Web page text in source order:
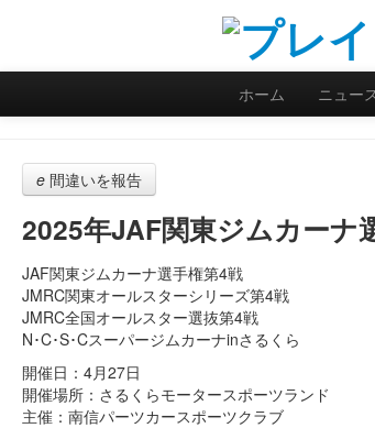
ホーム ニュー
e 間違いを報告
2025年JAF関東ジムカーナ
JAF関東ジムカーナ選手権第4戦
JMRC関東オールスターシリーズ第4戦
JMRC全国オールスター選抜第4戦
N･C･S･Cスーパージムカーナinさるくら
開催日：4月27日
開催場所：さるくらモータースポーツランド
主催：南信パーツカースポーツクラブ